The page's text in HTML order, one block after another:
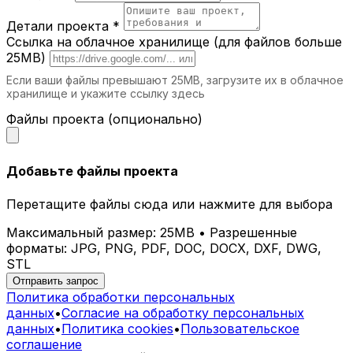
Добавьте современный акцент в зоны
СПА и велнес-центры.Комфортные и
эстетичные шезлонги для максимального
расслабления.
Почему выбирают iParametric?
Индивидуальное проектирование.
учетом ваших потребностей.
Современные технологии.
проектирования и производства.
Долговечные материалы.Наши изделия
сохраняют свой вид и свойства на
протяжении многих лет.
Эстетика и комфорт.
шезлонги гармонично вписываются в
любое пространство.
Как заказать параметрический шезлонг
Детали проекта *
Ссылка на облачное хранилище (для файлов больше
25MB)
Если ваши файлы превышают 25MB, загрузите их в облачное
хранилище и укажите ссылку здесь
Файлы проекта (опционально)
Добавьте файлы проекта
Перетащите файлы сюда или нажмите для выбора
Максимальный размер: 25MB • Разрешенные
форматы: JPG, PNG, PDF, DOC, DOCX, DXF, DWG,
STL
Отправить запрос
Политика обработки персональных
данных•Согласие на обработку персональных
данных•Политика cookies•Пользовательское
соглашение